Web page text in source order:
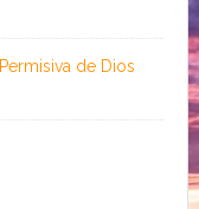
de Dios